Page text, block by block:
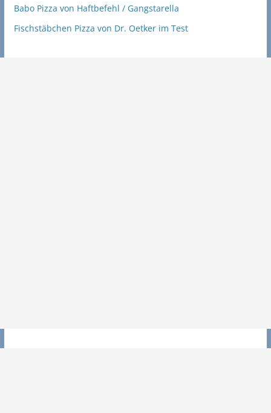
Babo Pizza von Haftbefehl / Gangstarella
Fischstäbchen Pizza von Dr. Oetker im Test